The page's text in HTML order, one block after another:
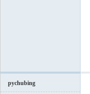
车
pychubing